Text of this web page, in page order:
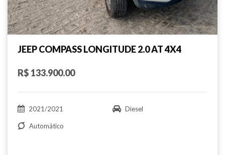
JEEP COMPASS LONGITUDE 2.0 AT 4X4
R$ 133.900.00
2021/2021 Diesel
Automático